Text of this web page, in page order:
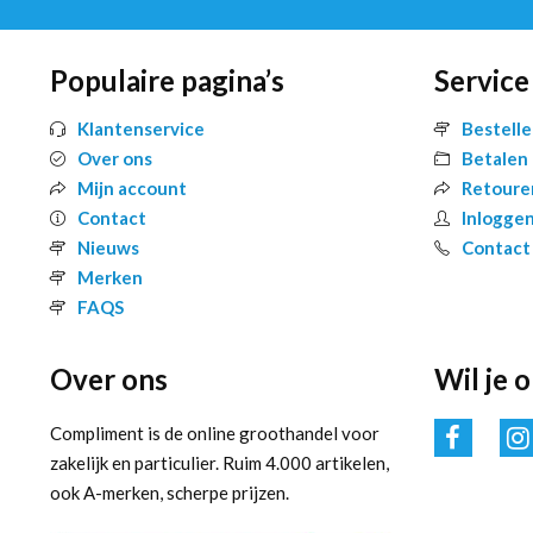
Populaire pagina’s
Klantenservice
Over ons
Mijn account
Contact
Nieuws
Merken
FAQS
Service
Betalen
Contact
Over ons
Compliment is de online groothandel voor
zakelijk en particulier. Ruim 4.000 artikelen,
ook A-merken, scherpe prijzen.
Wil je